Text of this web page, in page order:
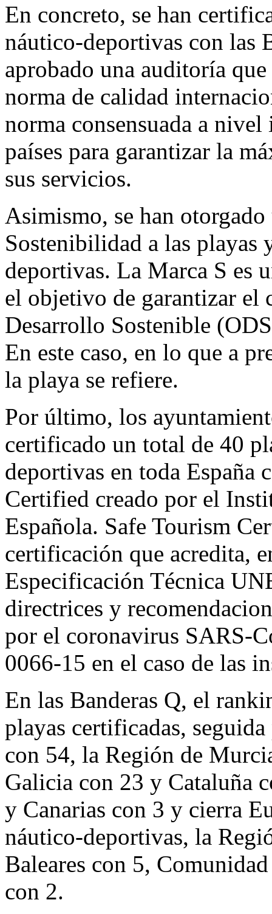
En concreto, se han
náutico-deportivas con las
aprobado una auditoría
norma de calidad
norma consensuada a
países para garantizar la
sus servicios.
Asimismo, se han
Sostenibilidad a las playas
deportivas. La Marca S es
el objetivo de garantizar el
Desarrollo Sostenible
En este caso, en lo que a
la playa se refiere.
Por último, los
certificado un total de 40
deportivas en toda España
Certified creado por el
Española. Safe Tourism
certificación que acredita,
Especificación Técnica
directrices y
por el coronavirus SARS-
0066-15 en el caso de las
En las Banderas Q, el
playas certificadas,
con 54, la Región de
Galicia con 23 y Cataluña
y Canarias con 3 y cierra
náutico-deportivas, la
Baleares con 5,
con 2.